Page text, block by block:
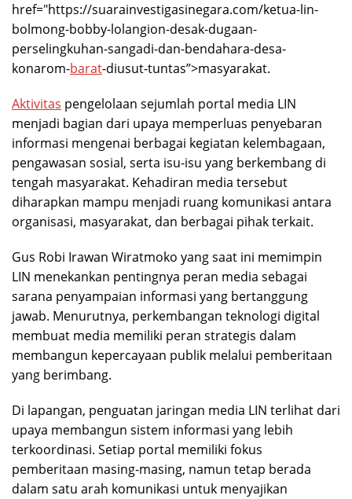
href="https://suarainvestigasinegara.com/ketua-lin-
bolmong-bobby-lolangion-desak-dugaan-
perselingkuhan-sangadi-dan-bendahara-desa-
konarom-barat-diusut-tuntas”>masyarakat.
Aktivitas pengelolaan sejumlah portal media LIN
menjadi bagian dari upaya memperluas penyebaran
informasi mengenai berbagai kegiatan kelembagaan,
pengawasan sosial, serta isu-isu yang berkembang di
tengah masyarakat. Kehadiran media tersebut
diharapkan mampu menjadi ruang komunikasi antara
organisasi, masyarakat, dan berbagai pihak terkait.
Gus Robi Irawan Wiratmoko yang saat ini memimpin
LIN menekankan pentingnya peran media sebagai
sarana penyampaian informasi yang bertanggung
jawab. Menurutnya, perkembangan teknologi digital
membuat media memiliki peran strategis dalam
membangun kepercayaan publik melalui pemberitaan
yang berimbang.
Di lapangan, penguatan jaringan media LIN terlihat dari
upaya membangun sistem informasi yang lebih
terkoordinasi. Setiap portal memiliki fokus
pemberitaan masing-masing, namun tetap berada
dalam satu arah komunikasi untuk menyajikan